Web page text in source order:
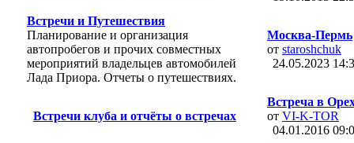
Встречи и Путешествия
Планирование и организация
автопробегов и прочих совместных
мероприятий владельцев автомобилей
Лада Приора. Отчеты о путешествиях.
Москва-Пермь
от staroshchuk
24.05.2023
Встречи клуба и отчёты о встречах
Встреча в
от VI-K-TOR
04.01.2016